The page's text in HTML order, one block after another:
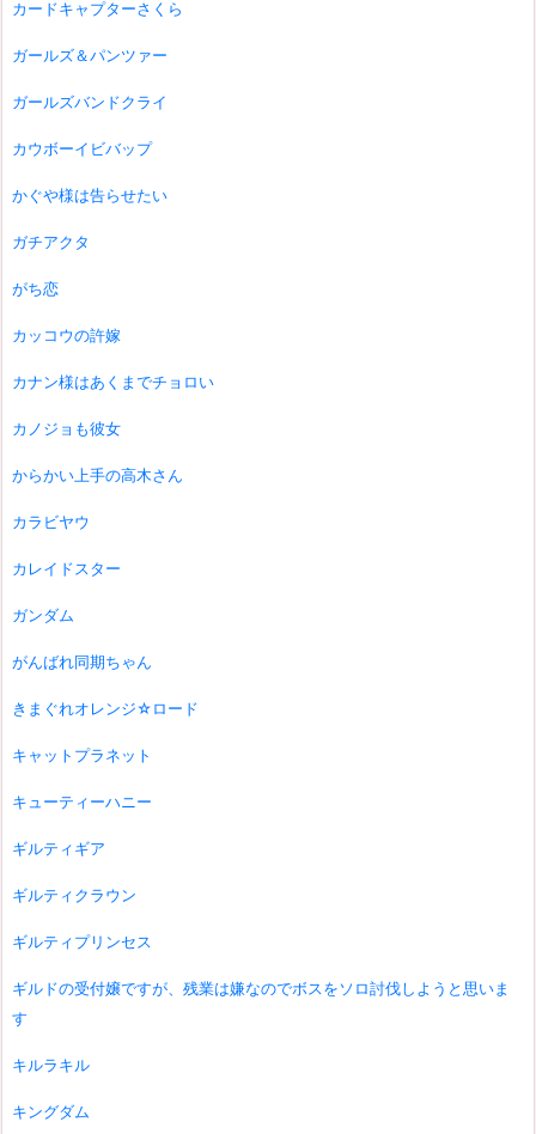
カードキャプターさくら
ガールズ＆パンツァー
ガールズバンドクライ
カウボーイビバップ
かぐや様は告らせたい
ガチアクタ
がち恋
カッコウの許嫁
カナン様はあくまでチョロい
カノジョも彼女
からかい上手の高木さん
カラビヤウ
カレイドスター
ガンダム
がんばれ同期ちゃん
きまぐれオレンジ☆ロード
キャットプラネット
キューティーハニー
ギルティギア
ギルティクラウン
ギルティプリンセス
ギルドの受付嬢ですが、残業は嫌なのでボスをソロ討伐しようと思いま
す
キルラキル
キングダム